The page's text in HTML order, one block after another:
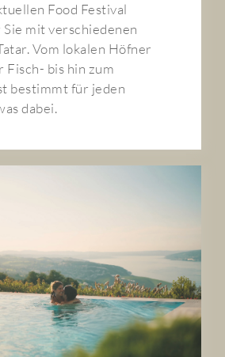
Food Festival
mit verschiedenen
Vom lokalen Höfner
Fisch- bis hin zum
bestimmt für jeden
dabei.